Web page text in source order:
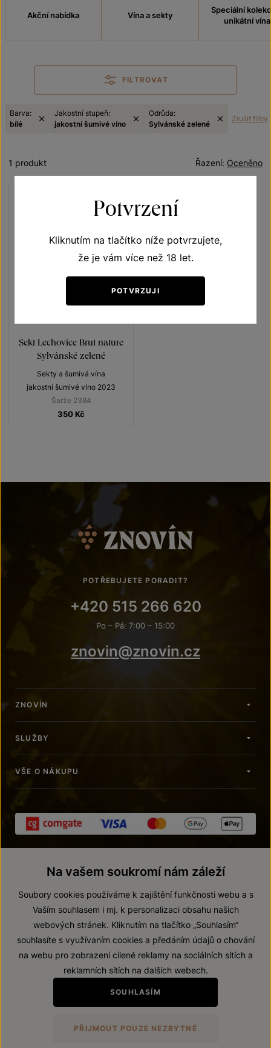
Akční nabídka Vína a sekty
Speciální
unikátní vína
FILTROVAT
Barva:
bílé
Jakostní stupeň:
jakostní šumivé víno
Odrůda:
Sylvánské zelené
Zrušit filtry
Oceněno
Řazení:
1 produkt
Sekt Lechovice Brut nature
Sylvánské zelené
Sekty a šumivá vína
jakostní šumivé víno 2023
Šarže 2384
350 Kč
POTŘEBUJETE PORADIT?
+420 515 266 620
Po – Pá: 7:00 – 15:00
znovin@znovin.cz
ZNOVÍN
SLUŽBY
VŠE O NÁKUPU
© 2026 ZNOVÍN ZNOJMO, a. s.
Prohlášení o přístupnosti
Zákaz prodeje alkoholických nápojů osobám mladším 18 let.
VytvořilwebProgress
Potvrzení
Kliknutím na tlačítko níže potvrzujete,
že je vám více než 18 let.
POTVRZUJI
Na vašem soukromí nám záleží
Soubory cookies používáme k zajištění funkčnosti webu a s
Vaším souhlasem i mj. k personalizaci obsahu našich
webových stránek. Kliknutím na tlačítko „Souhlasím“
souhlasíte s využívaním cookies a předáním údajů o chování
na webu pro zobrazení cílené reklamy na sociálních sítích a
reklamních sítích na dalších webech.
SOUHLASÍM
PŘIJMOUT POUZE NEZBYTNÉ